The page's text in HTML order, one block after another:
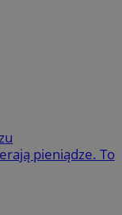
pieniądze. To